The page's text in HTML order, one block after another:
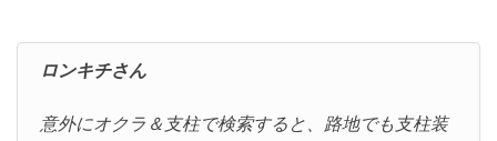
ロンキチさん
意外にオクラ＆支柱で検索すると、路地でも支柱装